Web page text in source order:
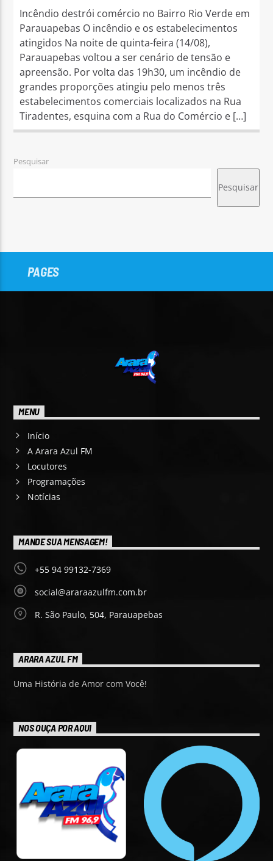
Incêndio destrói comércio no Bairro Rio Verde em
Parauapebas O incêndio e os estabelecimentos
atingidos Na noite de quinta-feira (14/08),
Parauapebas voltou a ser cenário de tensão e
apreensão. Por volta das 19h30, um incêndio de
grandes proporções atingiu pelo menos três
estabelecimentos comerciais localizados na Rua
Tiradentes, esquina com a Rua do Comércio e […]
Pesquisar
Pesquisar
PAGES
MENU
Início
A Arara Azul FM
Locutores
Programações
Notícias
MANDE SUA MENSAGEM!
+55 94 99132-7369
social@araraazulfm.com.br
R. São Paulo, 504, Parauapebas
ARARA AZUL FM
Uma História de Amor com Você!
NOS OUÇA POR AQUI